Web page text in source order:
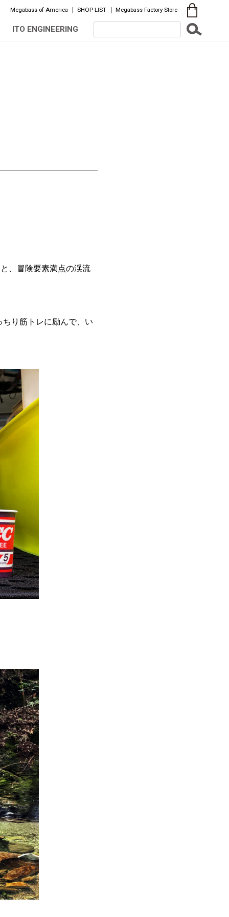
Megabass of America SHOP LIST Megabass Factory Store
ITO ENGINEERING
、冒険要素満点の渓流
り筋トレに励んで、い